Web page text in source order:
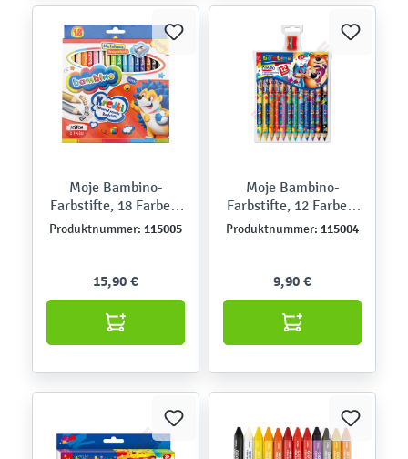
Moje Bambino-
Farbstifte, 18 Farben,
bedruckt
Produktnummer: 115005
15,90 €
Moje Bambino-
Farbstifte, 12 Farben,
bedruckt
Produktnummer: 115004
9,90 €